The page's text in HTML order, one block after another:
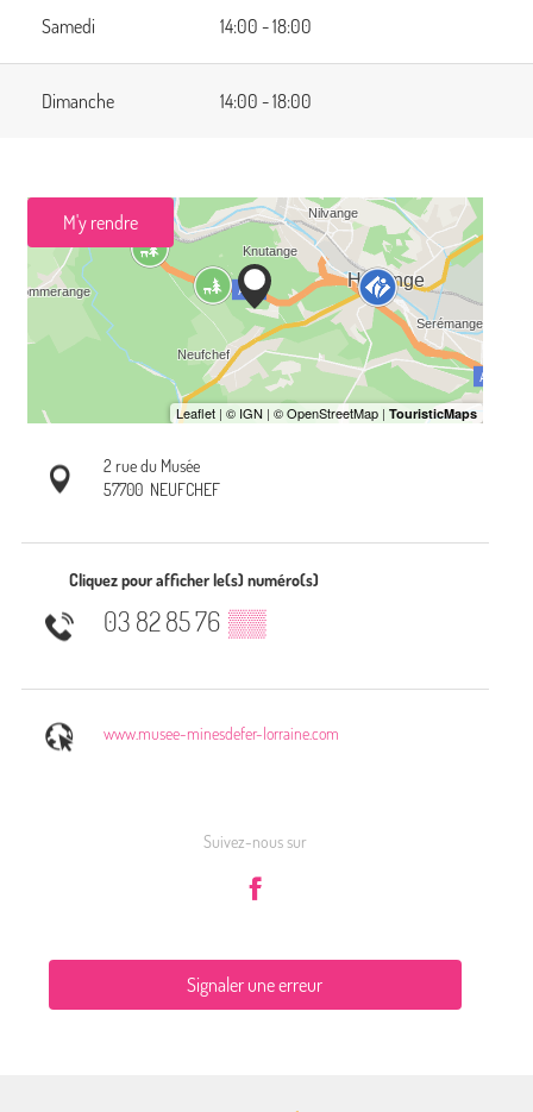
Samedi 14:00 - 18:00
Dimanche 14:00 - 18:00
M'y rendre
2 rue du Musée
57700 NEUFCHEF
Cliquez pour afficher le(s) numéro(s)
03 82 85 76 ▒▒
www.musee-minesdefer-lorraine.com
Suivez-nous sur
Signaler une erreur